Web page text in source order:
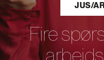
JUS/
Fire